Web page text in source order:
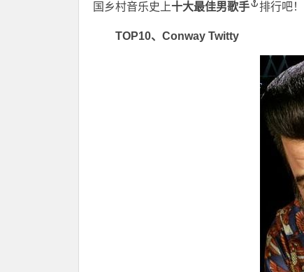
国乡村音乐史上十大最佳男歌手 排行吧！
TOP10、Conway Twitty